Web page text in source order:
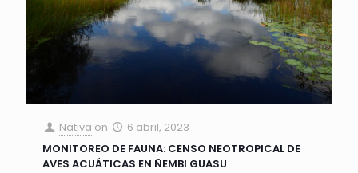
Nativa on
6 abril, 2023
MONITOREO DE FAUNA: CENSO NEOTROPICAL DE
AVES ACUÁTICAS EN ÑEMBI GUASU